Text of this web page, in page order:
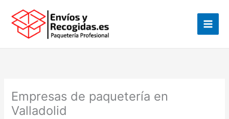
contenido
Empresas de paquetería en
Valladolid